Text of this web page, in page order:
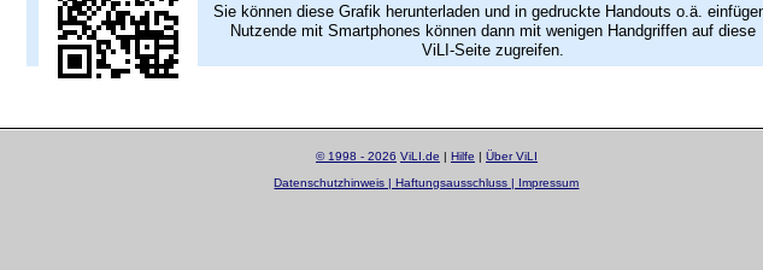
Sie können diese Grafik herunterladen und in gedruckte Handouts o.ä.
Nutzende mit Smartphones können dann mit wenigen Handgriffen auf diese
ViLI-Seite zugreifen.
© 1998 - 2026 ViLI.de | Hilfe | Über ViLI
Datenschutzhinweis | Haftungsausschluss | Impressum